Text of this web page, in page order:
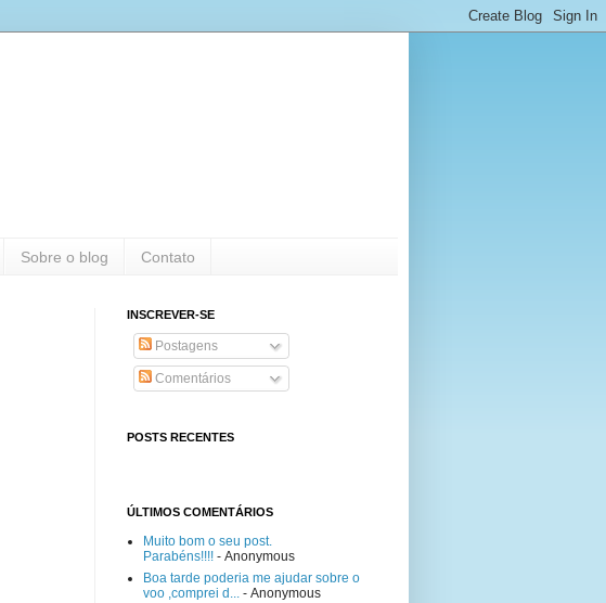
Sobre o blog Contato
INSCREVER-SE
Postagens
Comentários
POSTS RECENTES
ÚLTIMOS COMENTÁRIOS
Muito bom o seu post.
Parabéns!!!! - Anonymous
Boa tarde poderia me ajudar sobre o
voo ,comprei d... - Anonymous